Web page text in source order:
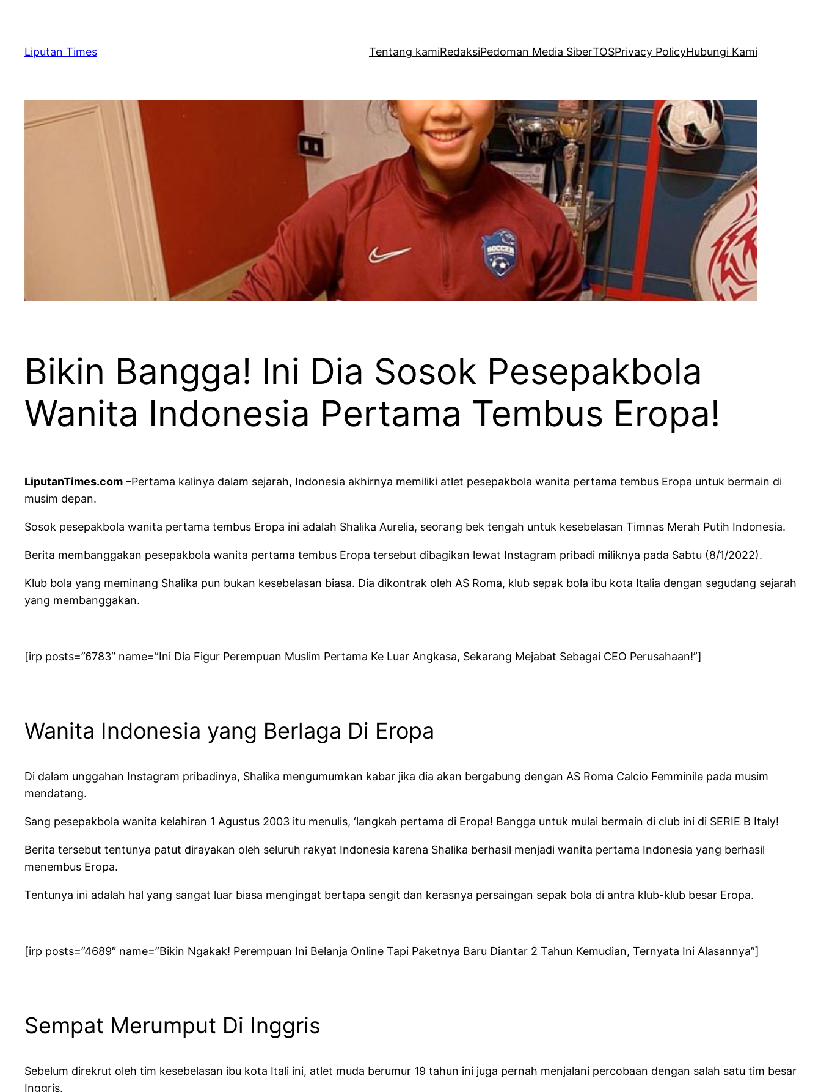
content
Liputan Times Tentang kamiRedaksiPedoman Media SiberTOSPrivacy PolicyHubungi Kami
Bikin Bangga! Ini Dia Sosok Pesepakbola
Wanita Indonesia Pertama Tembus Eropa!
LiputanTimes.com –Pertama kalinya dalam sejarah, Indonesia akhirnya memiliki atlet pesepakbola wanita pertama tembus Eropa untuk bermain di
musim depan.
Sosok pesepakbola wanita pertama tembus Eropa ini adalah Shalika Aurelia, seorang bek tengah untuk kesebelasan Timnas Merah Putih Indonesia.
Berita membanggakan pesepakbola wanita pertama tembus Eropa tersebut dibagikan lewat Instagram pribadi miliknya pada Sabtu (8/1/2022).
Klub bola yang meminang Shalika pun bukan kesebelasan biasa. Dia dikontrak oleh AS Roma, klub sepak bola ibu kota Italia dengan segudang sejarah
yang membanggakan.
[irp posts=”6783″ name=”Ini Dia Figur Perempuan Muslim Pertama Ke Luar Angkasa, Sekarang Mejabat Sebagai CEO Perusahaan!”]
Wanita Indonesia yang Berlaga Di Eropa
Di dalam unggahan Instagram pribadinya, Shalika mengumumkan kabar jika dia akan bergabung dengan AS Roma Calcio Femminile pada musim
mendatang.
Sang pesepakbola wanita kelahiran 1 Agustus 2003 itu menulis, ‘langkah pertama di Eropa! Bangga untuk mulai bermain di club ini di SERIE B Italy!
Berita tersebut tentunya patut dirayakan oleh seluruh rakyat Indonesia karena Shalika berhasil menjadi wanita pertama Indonesia yang berhasil
menembus Eropa.
Tentunya ini adalah hal yang sangat luar biasa mengingat bertapa sengit dan kerasnya persaingan sepak bola di antra klub-klub besar Eropa.
[irp posts=”4689″ name=”Bikin Ngakak! Perempuan Ini Belanja Online Tapi Paketnya Baru Diantar 2 Tahun Kemudian, Ternyata Ini Alasannya”]
Sempat Merumput Di Inggris
Sebelum direkrut oleh tim kesebelasan ibu kota Itali ini, atlet muda berumur 19 tahun ini juga pernah menjalani percobaan dengan salah satu tim besar
Inggris.